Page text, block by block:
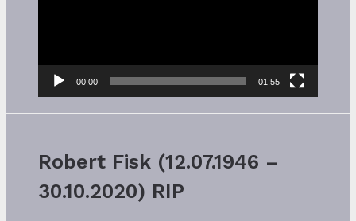
00:00 01:55
Robert Fisk (12.07.1946 –
30.10.2020) RIP